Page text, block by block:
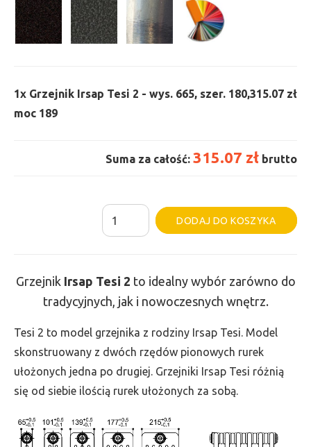
1x Grzejnik Irsap Tesi 2 - wys. 665, szer. 180,
moc 189
315.07 zł
Suma za całość: 315.07 zł brutto
ilość
Grzejnik
-
wys.
665,
szer.
180,
189
DODAJ DO KOSZYKA
Grzejnik Irsap Tesi 2 to idealny wybór zarówno do
tradycyjnych, jak i nowoczesnych wnętrz.
Tesi 2 to model grzejnika z rodziny Irsap Tesi. Model
skonstruowany z dwóch rzędów pionowych rurek
ułożonych jedna po drugiej. Grzejniki Irsap Tesi różnią
się od siebie ilością rurek ułożonych za sobą.